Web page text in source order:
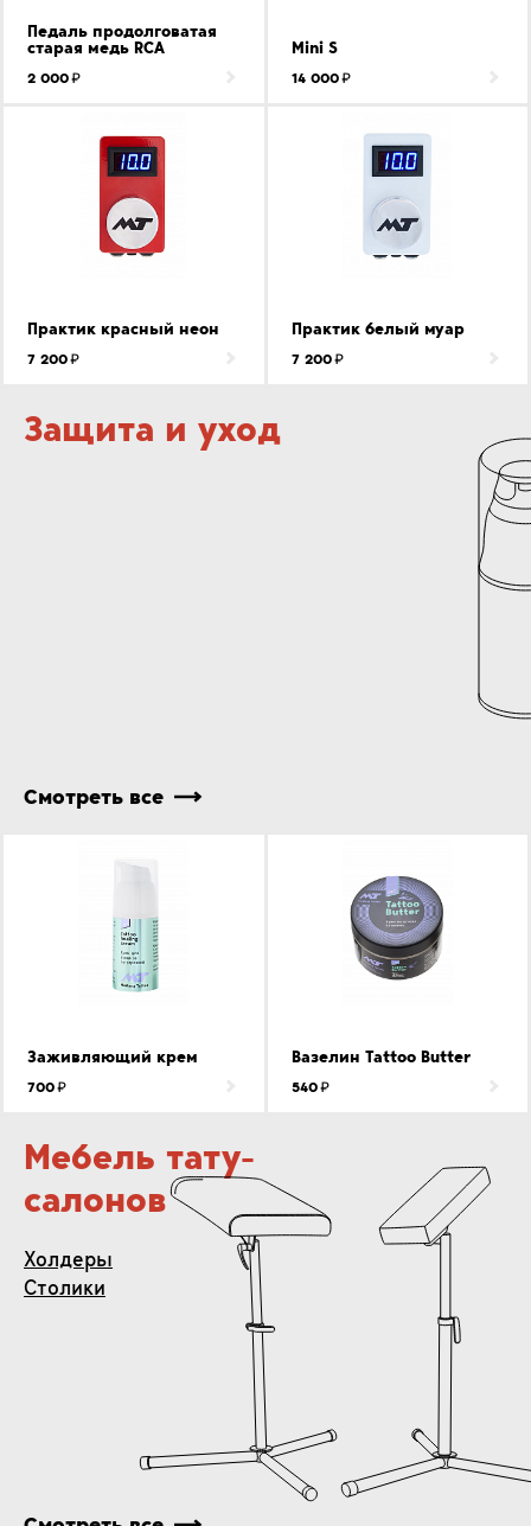
Педаль продолговатая
старая медь RCA
2 000
Mini S
14 000
Практик красный неон
7 200
Практик белый муар
7 200
Защита и уход
Смотреть все
Заживляющий крем
700
Вазелин Tattoo Butter
540
Мебель тату-
салонов
Холдеры
Столики